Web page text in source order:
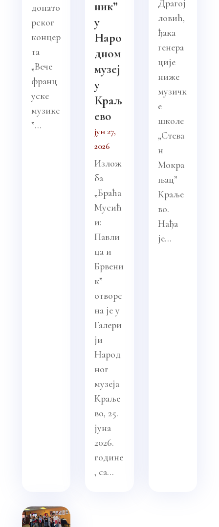
донато
рског
концер
та
„Вече
франц
уске
музике
”...
ник”
у
Наро
дном
музеј
у
Краљ
ево
јун 27,
2026
Излож
ба
„Браћа
Мусић
и:
Павли
ца и
Брвени
к”
отворе
на је у
Галери
ји
Народ
ног
музеја
Краље
во, 25.
јуна
2026.
године
, са...
Драгој
ловић,
ђака
генера
ције
ниже
музичк
е
школе
„Стева
н
Мокра
њац”
Краље
во.
Нађа
је...